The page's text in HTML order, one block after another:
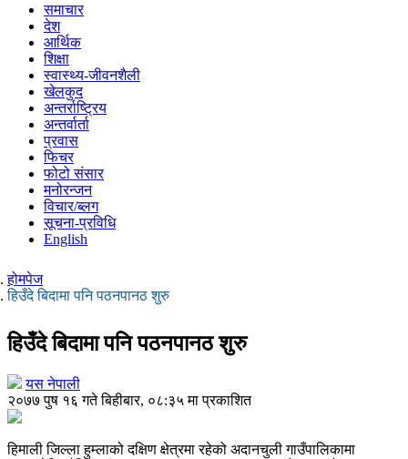
समाचार
देश
आर्थिक
शिक्षा
स्वास्थ्य-जीवनशैली
खेलकुद
अन्तर्राष्ट्रिय
अन्तर्वार्ता
प्रवास
फिचर
फोटो संसार
मनोरन्जन
विचार/ब्लग
सूचना-प्रविधि
English
होमपेज
हिउँदे बिदामा पनि पठनपानठ शुरु
हिउँदे बिदामा पनि पठनपानठ शुरु
यस नेपाली
२०७७ पुष १६ गते बिहीबार, ०८:३५ मा प्रकाशित
हिमाली जिल्ला हुम्लाको दक्षिण क्षेत्रमा रहेको अदानचुली गाउँपालिकामा